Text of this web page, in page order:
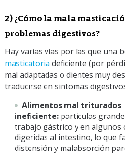
2) ¿Cómo la mala
problemas digestivos?
Hay varias vías por las que una
masticatoria deficiente (por
mal adaptadas o dientes muy
traducirse en síntomas
Alimentos mal triturados
ineficiente: partículas
trabajo gástrico y en algunos
digeridas al intestino, lo que
distensión y malabsorción